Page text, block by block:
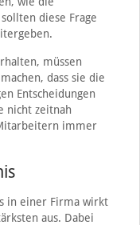
diese Frage
müssen
dass sie die
Entscheidungen
nicht zeitnah
immer
in einer Firma wirkt
aus. Dabei